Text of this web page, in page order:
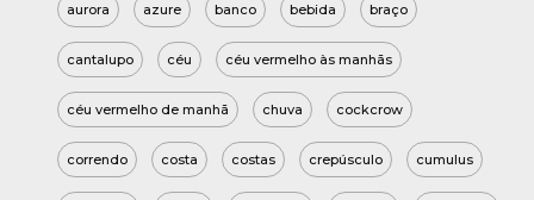
aurora azure banco bebida braço
cantalupo céu céu vermelho às manhãs
céu vermelho de manhã chuva cockcrow
correndo costa costas crepúsculo cumulus